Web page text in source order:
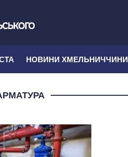
НОВИНИ ХМЕЛЬНИЧЧИНИ